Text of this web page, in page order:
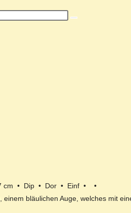
cm • Dip • Dor • Einf • •
einem bläulichen Auge, welches mit